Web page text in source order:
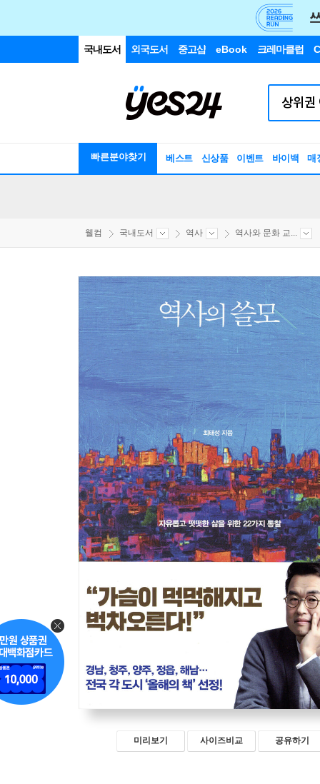
국내도서 외국도서 중고샵 eBook 크레마클럽
빠른분야찾기 베스트 신상품 이벤트 바이백 매
웰컴 국내도서 역사 역사와 문화 교...
미리보기 사이즈비교 공유하기